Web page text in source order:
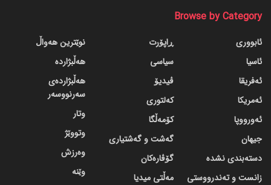
Browse by Category
ئابووری
ئاسیا
ئەفریقا
ئەمریکا
ئەورووپا
جیهان
دسته‌بندی نشده
زانست و تەندرووستی
ڕاپۆرت
سیاسی
ڤیدیۆ
کەلتوری
کۆمەڵگا
گه‌شت و گه‌شتیاری
گۆڤاره‌کان
مەڵتی میدیا
نوێترین هەواڵ
هەڵبژاردە
هەڵبژاردەی
سەرنووسەر
وتار
وتووێژ
وەرزش
وێنە